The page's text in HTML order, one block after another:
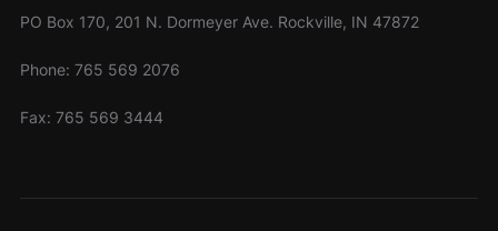
PO Box 170, 201 N. Dormeyer Ave. Rockville, IN 47872
Phone: 765 569 2076
Fax: 765 569 3444